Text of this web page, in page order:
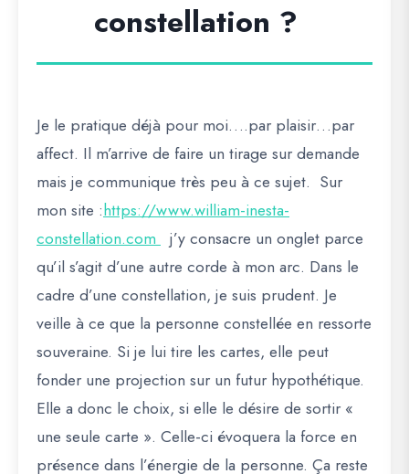
constellation ?
Je le pratique déjà pour moi….par plaisir…par
affect. Il m’arrive de faire un tirage sur demande
mais je communique très peu à ce sujet. Sur
mon site :https://www.william-inesta-
constellation.com
j’y consacre un onglet parce
qu’il s’agit d’une autre corde à mon arc. Dans le
cadre d’une constellation, je suis prudent. Je
veille à ce que la personne constellée en ressorte
souveraine. Si je lui tire les cartes, elle peut
fonder une projection sur un futur hypothétique.
Elle a donc le choix, si elle le désire de sortir «
une seule carte ». Celle-ci évoquera la force en
présence dans l’énergie de la personne. Ça reste